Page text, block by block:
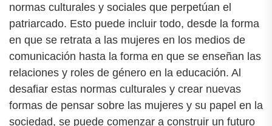
normas culturales y sociales que perpetúan el
patriarcado. Esto puede incluir todo, desde la forma
en que se retrata a las mujeres en los medios de
comunicación hasta la forma en que se enseñan las
relaciones y roles de género en la educación. Al
desafiar estas normas culturales y crear nuevas
formas de pensar sobre las mujeres y su papel en la
sociedad, se puede comenzar a construir un futuro